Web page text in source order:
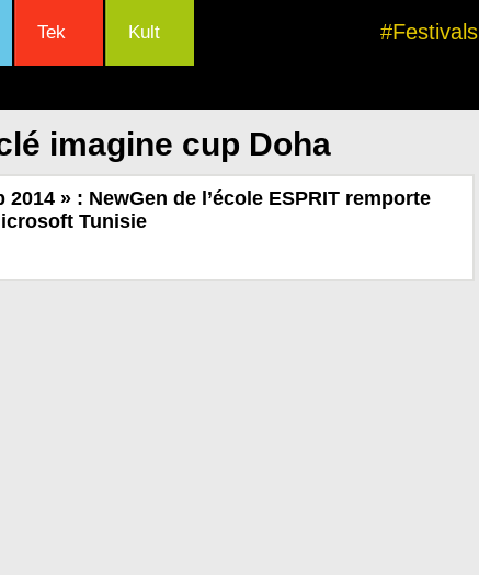
Tek Kult #Festivals
imagine cup Doha
2014 » : NewGen de l’école ESPRIT remporte
Tunisie